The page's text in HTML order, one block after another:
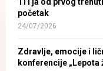
početak
24/07/2026
Zdravlje, emocije i
konferencije „Lepota